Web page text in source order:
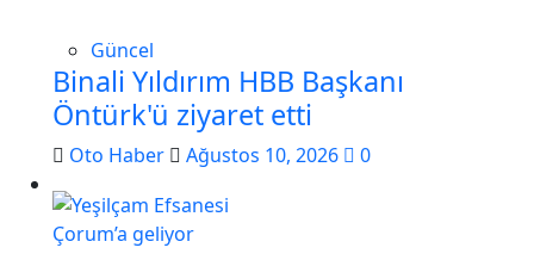
Güncel
Binali Yıldırım HBB Başkanı
Öntürk'ü ziyaret etti
Oto Haber Ağustos 10, 2026 0